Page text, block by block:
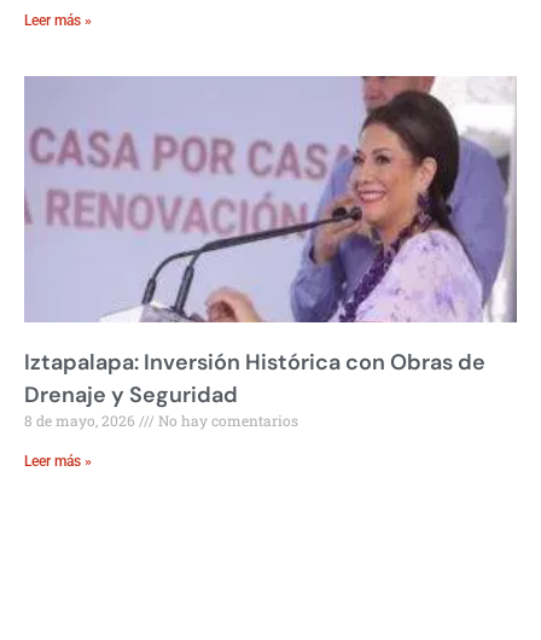
Leer más »
Iztapalapa: Inversión Histórica con Obras de
Drenaje y Seguridad
8 de mayo, 2026 No hay comentarios
Leer más »